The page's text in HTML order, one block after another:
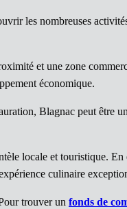
les nombreuses
et une zone
économique.
Blagnac peut être
locale et touristique. En
culinaire
trouver un fonds de